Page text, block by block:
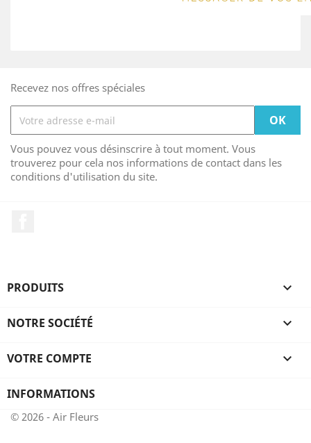
Recevez nos offres spéciales
Vous pouvez vous désinscrire à tout moment. Vous
trouverez pour cela nos informations de contact dans les
conditions d'utilisation du site.
PRODUITS 
NOTRE SOCIÉTÉ 
VOTRE COMPTE 
INFORMATIONS
© 2026 - Air Fleurs